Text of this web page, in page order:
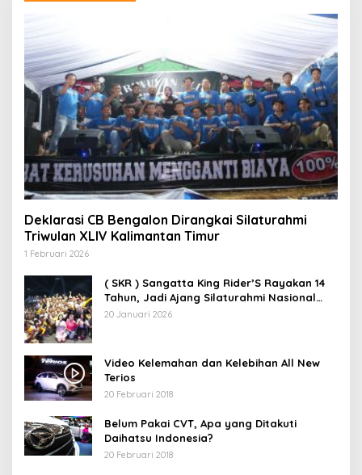
Deklarasi CB Bengalon Dirangkai Silaturahmi
Triwulan XLIV Kalimantan Timur
1 Februari 2026
( SKR ) Sangatta King Rider’S Rayakan 14
Tahun, Jadi Ajang Silaturahmi Nasional
Pecinta RX King
20 Januari 2026
Video Kelemahan dan Kelebihan All New
Terios
20 Februari 2018
Belum Pakai CVT, Apa yang Ditakuti
Daihatsu Indonesia?
20 Februari 2018